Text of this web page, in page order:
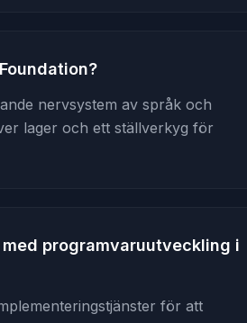
nervsystem av språk och
lager och ett ställverkyg för
programvaruutveckling i
för att